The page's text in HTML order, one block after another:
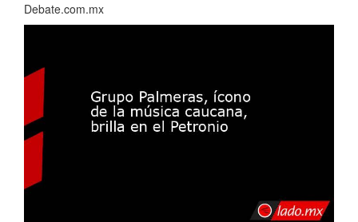
Debate.com.mx